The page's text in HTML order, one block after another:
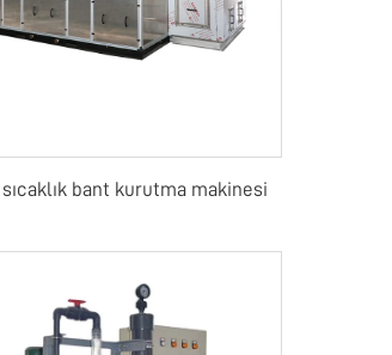
bant kurutma makinesi